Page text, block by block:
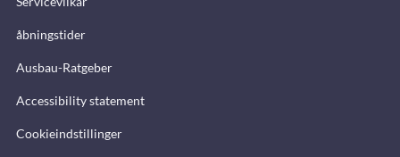
åbningstider
Ausbau-Ratgeber
Accessibility statement
Cookieindstillinger